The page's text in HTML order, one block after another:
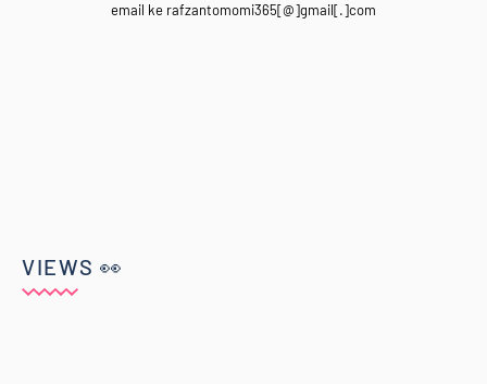
email ke rafzantomomi365[@]gmail[.]com
VIEWS 👀